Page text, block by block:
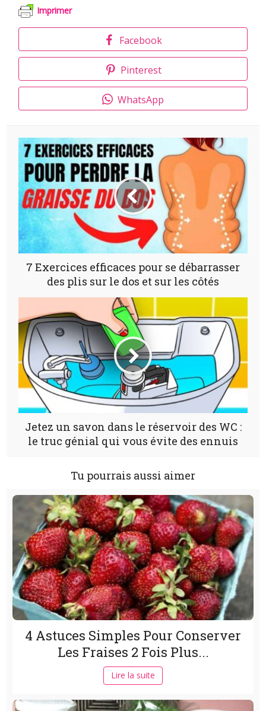
Imprimer
Facebook
Pinterest
WhatsApp
7 Exercices efficaces pour se débarrasser
des plis sur le dos et sur les côtés
Jetez un savon dans le réservoir des WC :
le truc génial qui vous évite des ennuis
Tu pourrais aussi aimer
4 Astuces Simples Pour Conserver
Les Fraises 2 Fois Plus...
Lire la suite